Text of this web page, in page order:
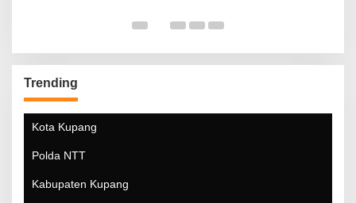
Trending
Kota Kupang
Polda NTT
Kabupaten Kupang